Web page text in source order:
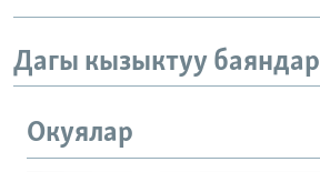
Дагы кызыктуу баяндар
Окуялар